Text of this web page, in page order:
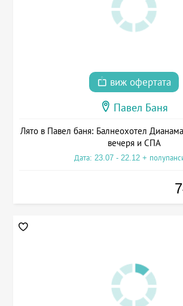
виж офертата
Павел Баня
Лято в Павел баня: Балнеохотел
вечеря и СПА
Дата: 23.07 - 22.12 +